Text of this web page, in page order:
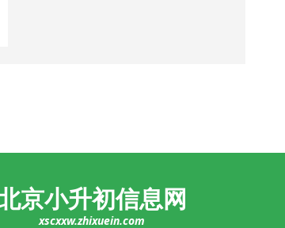
京小升初信息网
xscxxw.zhixuein.com